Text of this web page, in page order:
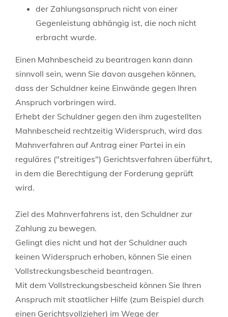
der Zahlungsanspruch nicht von einer
Gegenleistung abhängig ist, die noch nicht
erbracht wurde.
Einen Mahnbescheid zu beantragen kann dann
sinnvoll sein, wenn Sie davon ausgehen können,
dass der Schuldner keine Einwände gegen Ihren
Anspruch vorbringen wird.
Erhebt der Schuldner gegen den ihm zugestellten
Mahnbescheid rechtzeitig Widerspruch, wird das
Mahnverfahren auf Antrag einer Partei in ein
reguläres ("streitiges") Gerichtsverfahren überführt,
in dem die Berechtigung der Forderung geprüft
wird.
Ziel des Mahnverfahrens ist, den Schuldner zur
Zahlung zu bewegen.
Gelingt dies nicht und hat der Schuldner auch
keinen Widerspruch erhoben, können Sie einen
Vollstreckungsbescheid beantragen.
Mit dem Vollstreckungsbescheid können Sie Ihren
Anspruch mit staatlicher Hilfe (zum Beispiel durch
einen Gerichtsvollzieher) im Wege der